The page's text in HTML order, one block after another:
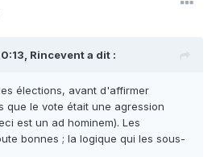
Rinceventa dit :
élections, avant d'affirmer
que le vote était une agression
est un ad hominem). Les
bonnes ; la logique qui les sous-